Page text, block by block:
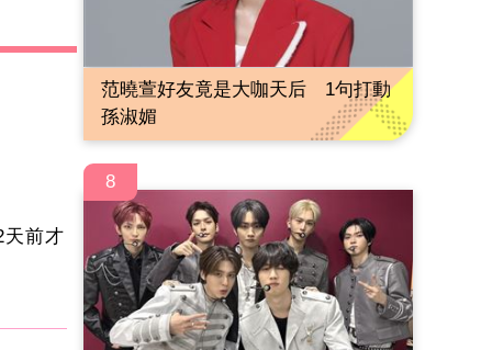
前才
范曉萱好友竟是大咖天后 1句打動
孫淑媚
8